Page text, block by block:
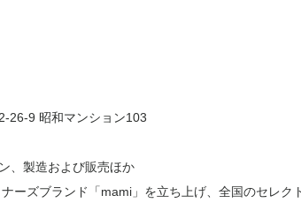
9 昭和マンション103
、製造および販売ほか
ズブランド「mami」を立ち上げ、全国のセレク